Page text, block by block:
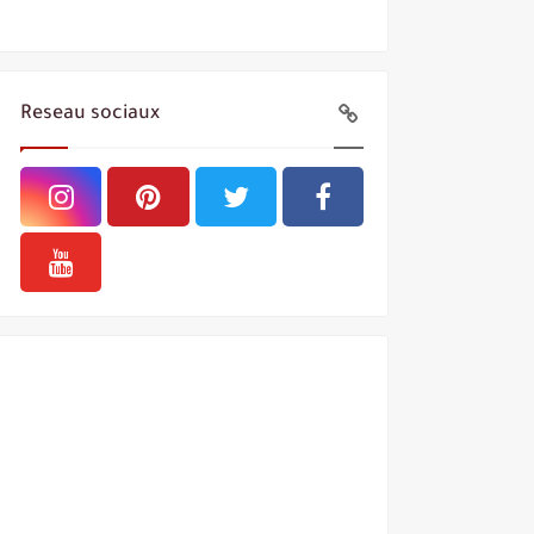
Reseau sociaux